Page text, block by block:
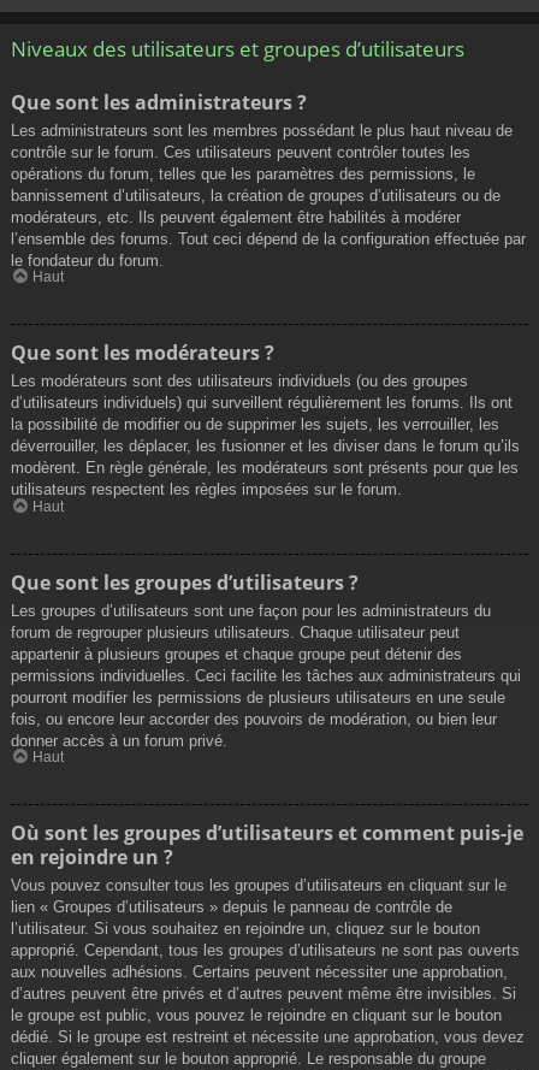
Niveaux des utilisateurs et groupes d’utilisateurs
Que sont les administrateurs ?
Les administrateurs sont les membres possédant le plus haut niveau de
contrôle sur le forum. Ces utilisateurs peuvent contrôler toutes les
opérations du forum, telles que les paramètres des permissions, le
bannissement d’utilisateurs, la création de groupes d’utilisateurs ou de
modérateurs, etc. Ils peuvent également être habilités à modérer
l’ensemble des forums. Tout ceci dépend de la configuration effectuée par
le fondateur du forum.
Haut
Que sont les modérateurs ?
Les modérateurs sont des utilisateurs individuels (ou des groupes
d’utilisateurs individuels) qui surveillent régulièrement les forums. Ils ont
la possibilité de modifier ou de supprimer les sujets, les verrouiller, les
déverrouiller, les déplacer, les fusionner et les diviser dans le forum qu’ils
modèrent. En règle générale, les modérateurs sont présents pour que les
utilisateurs respectent les règles imposées sur le forum.
Haut
Que sont les groupes d’utilisateurs ?
Les groupes d’utilisateurs sont une façon pour les administrateurs du
forum de regrouper plusieurs utilisateurs. Chaque utilisateur peut
appartenir à plusieurs groupes et chaque groupe peut détenir des
permissions individuelles. Ceci facilite les tâches aux administrateurs qui
pourront modifier les permissions de plusieurs utilisateurs en une seule
fois, ou encore leur accorder des pouvoirs de modération, ou bien leur
donner accès à un forum privé.
Haut
Où sont les groupes d’utilisateurs et comment puis-je
en rejoindre un ?
Vous pouvez consulter tous les groupes d’utilisateurs en cliquant sur le
lien « Groupes d’utilisateurs » depuis le panneau de contrôle de
l’utilisateur. Si vous souhaitez en rejoindre un, cliquez sur le bouton
approprié. Cependant, tous les groupes d’utilisateurs ne sont pas ouverts
aux nouvelles adhésions. Certains peuvent nécessiter une approbation,
d’autres peuvent être privés et d’autres peuvent même être invisibles. Si
le groupe est public, vous pouvez le rejoindre en cliquant sur le bouton
dédié. Si le groupe est restreint et nécessite une approbation, vous devez
cliquer également sur le bouton approprié. Le responsable du groupe